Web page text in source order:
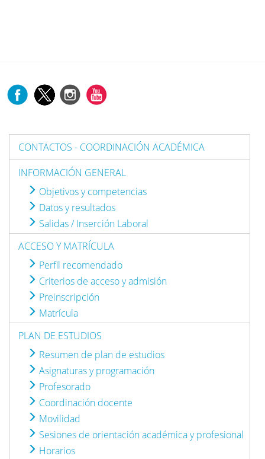
CONTACTOS - COORDINACIÓN ACADÉMICA
INFORMACIÓN GENERAL
Objetivos y competencias
Datos y resultados
Salidas / Inserción Laboral
ACCESO Y MATRÍCULA
Perfil recomendado
Criterios de acceso y admisión
Preinscripción
Matrícula
PLAN DE ESTUDIOS
Resumen de plan de estudios
Asignaturas y programación
Profesorado
Coordinación docente
Movilidad
Sesiones de orientación académica y profesional
Horarios